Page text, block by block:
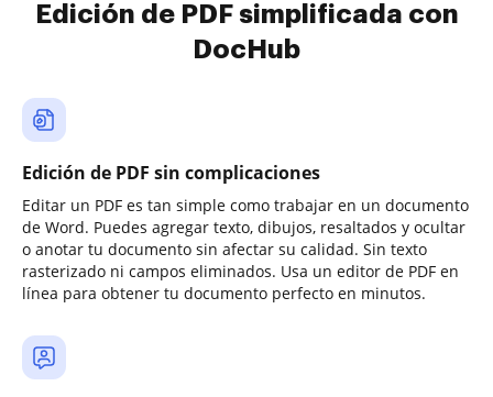
Edición de PDF simplificada con
DocHub
Edición de PDF sin complicaciones
Editar un PDF es tan simple como trabajar en un documento
de Word. Puedes agregar texto, dibujos, resaltados y ocultar
o anotar tu documento sin afectar su calidad. Sin texto
rasterizado ni campos eliminados. Usa un editor de PDF en
línea para obtener tu documento perfecto en minutos.